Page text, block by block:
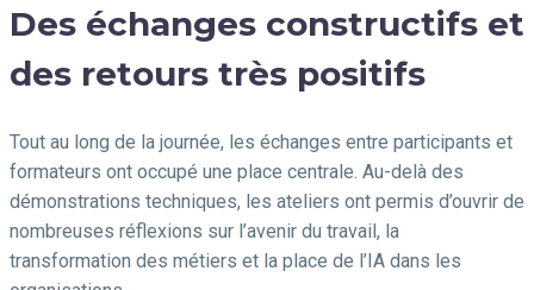
Des échanges constructifs et
des retours très positifs
Tout au long de la journée, les échanges entre participants et
formateurs ont occupé une place centrale. Au-delà des
démonstrations techniques, les ateliers ont permis d’ouvrir de
nombreuses réflexions sur l’avenir du travail, la
transformation des métiers et la place de l’IA dans les